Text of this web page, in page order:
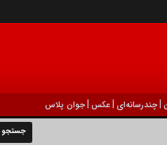
|چندرسانه‌ای |عکس |جوان پلاس